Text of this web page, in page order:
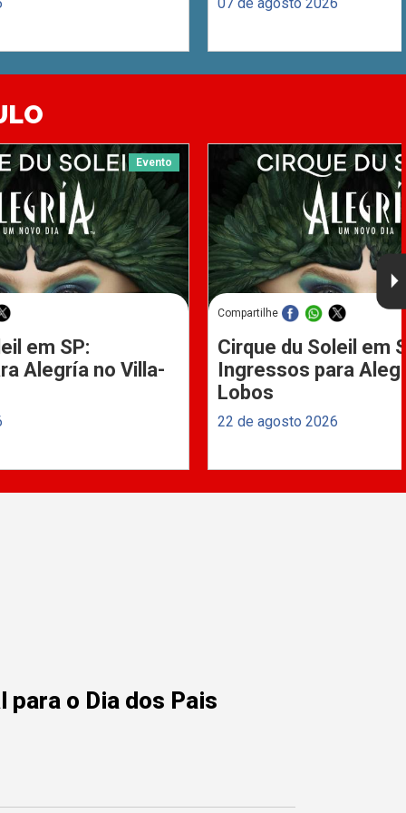
Evento
em SP:
Alegría no Villa-
Compartilhe
Cirque du Soleil em
Ingressos para
Lobos
22 de agosto 2026
o Dia dos Pais